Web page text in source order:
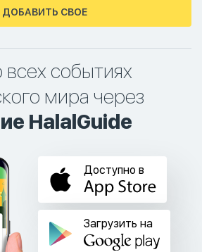
ДОБАВИТЬ СВОЕ
всех событиях
мира через
HalalGuide
Доступно в
Загрузить на